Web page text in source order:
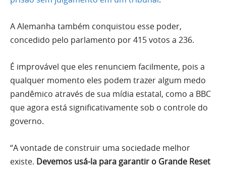
A Alemanha também conquistou esse poder,
concedido pelo parlamento por 415 votos a 236.
É improvável que eles renunciem facilmente, pois a
qualquer momento eles podem trazer algum medo
pandêmico através de sua mídia estatal, como a BBC
que agora está significativamente sob o controle do
governo.
“A vontade de construir uma sociedade melhor
existe. Devemos usá-la para garantir o Grande Reset